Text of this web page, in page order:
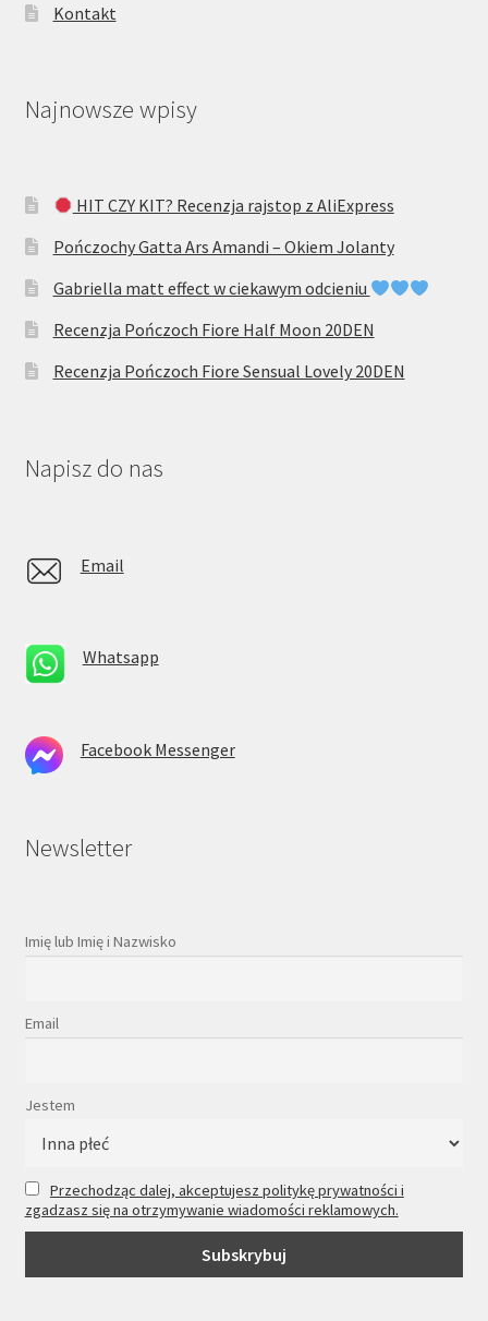
Kontakt
Najnowsze wpisy
HIT CZY KIT? Recenzja rajstop z AliExpress
Pończochy Gatta Ars Amandi – Okiem Jolanty
Gabriella matt effect w ciekawym odcieniu
Recenzja Pończoch Fiore Half Moon 20DEN
Recenzja Pończoch Fiore Sensual Lovely 20DEN
Napisz do nas
Email
Whatsapp
Facebook Messenger
Newsletter
Imię lub Imię i Nazwisko
Email
Jestem
Przechodząc dalej, akceptujesz politykę prywatności i
zgadzasz się na otrzymywanie wiadomości reklamowych.